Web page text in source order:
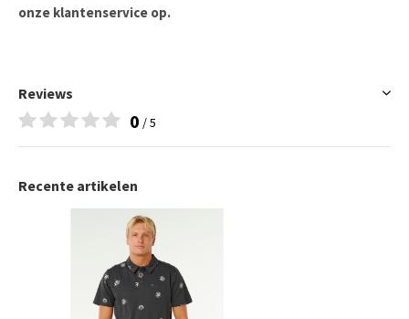
onze klantenservice op.
Reviews
0 / 5
Recente artikelen